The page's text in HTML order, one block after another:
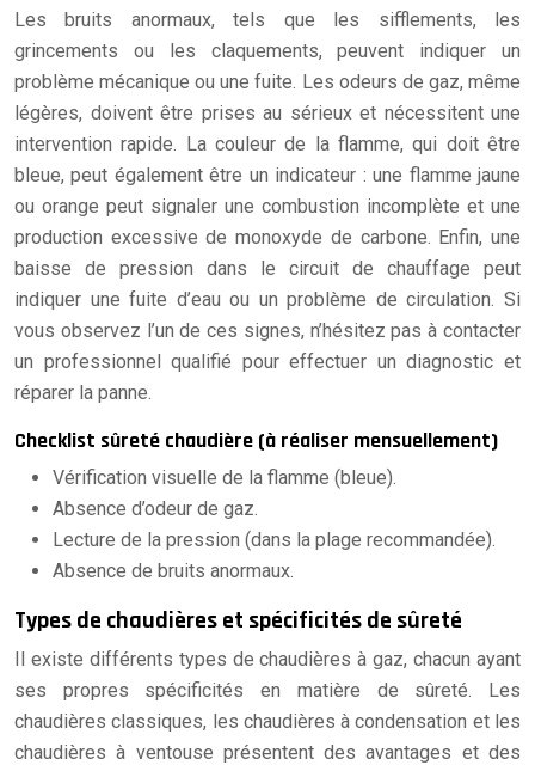
Les bruits anormaux, tels que les sifflements, les
grincements ou les claquements, peuvent indiquer un
problème mécanique ou une fuite. Les odeurs de gaz, même
légères, doivent être prises au sérieux et nécessitent une
intervention rapide. La couleur de la flamme, qui doit être
bleue, peut également être un indicateur : une flamme jaune
ou orange peut signaler une combustion incomplète et une
production excessive de monoxyde de carbone. Enfin, une
baisse de pression dans le circuit de chauffage peut
indiquer une fuite d’eau ou un problème de circulation. Si
vous observez l’un de ces signes, n’hésitez pas à contacter
un professionnel qualifié pour effectuer un diagnostic et
réparer la panne.
Checklist sûreté chaudière (à réaliser mensuellement)
Vérification visuelle de la flamme (bleue).
Absence d’odeur de gaz.
Lecture de la pression (dans la plage recommandée).
Absence de bruits anormaux.
Types de chaudières et spécificités de sûreté
Il existe différents types de chaudières à gaz, chacun ayant
ses propres spécificités en matière de sûreté. Les
chaudières classiques, les chaudières à condensation et les
chaudières à ventouse présentent des avantages et des